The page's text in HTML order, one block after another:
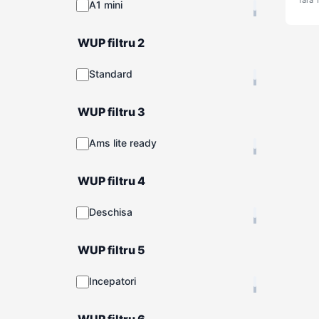
A1 mini
WUP filtru 2
Standard
WUP filtru 3
Ams lite ready
WUP filtru 4
Deschisa
WUP filtru 5
Incepatori